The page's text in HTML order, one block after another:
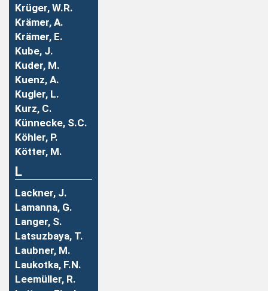
Krüger, W.R.
Krämer, A.
Krämer, E.
Kube, J.
Kuder, M.
Kuenz, A.
Kugler, L.
Kurz, C.
Künnecke, S.C.
Köhler, P.
Kötter, M.
L
Lackner, J.
Lamanna, G.
Langer, S.
Latsuzbaya, T.
Laubner, M.
Laukotka, F.N.
Leemüller, R.